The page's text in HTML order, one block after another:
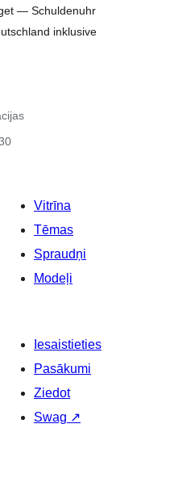
— Schuldenuhr
inklusive
Vitrīna
Tēmas
Spraudņi
Modeļi
Iesaistieties
Pasākumi
Ziedot
Swag ↗